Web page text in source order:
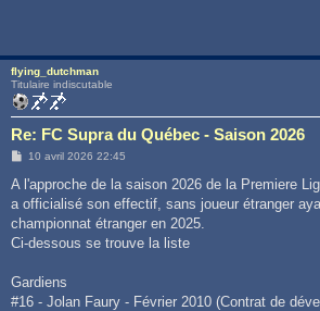
flying_dutchman
Titulaire indiscutable
Re: FC Supra du Québec - Saison 2026
M
s
a
g
10 avril 2026 22:45
A l'approche de la saison 2026 de la Premiere
a officialisé son effectif, sans joueur étranger
championnat étranger en 2025.
Ci-dessous se trouve la liste
Gardiens
#16 - Jolan Faury - Février 2010 (Contrat de